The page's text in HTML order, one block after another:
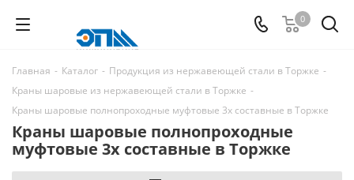
0
Главная - Каталог - Продукция из нержавеющей стали в Торжке -
Краны шаровые из нержавеющей стали в Торжке -
Краны шаровые полнопроходные муфтовые 3х составные в Торжке
Краны шаровые полнопроходные
муфтовые 3х составные в Торжке